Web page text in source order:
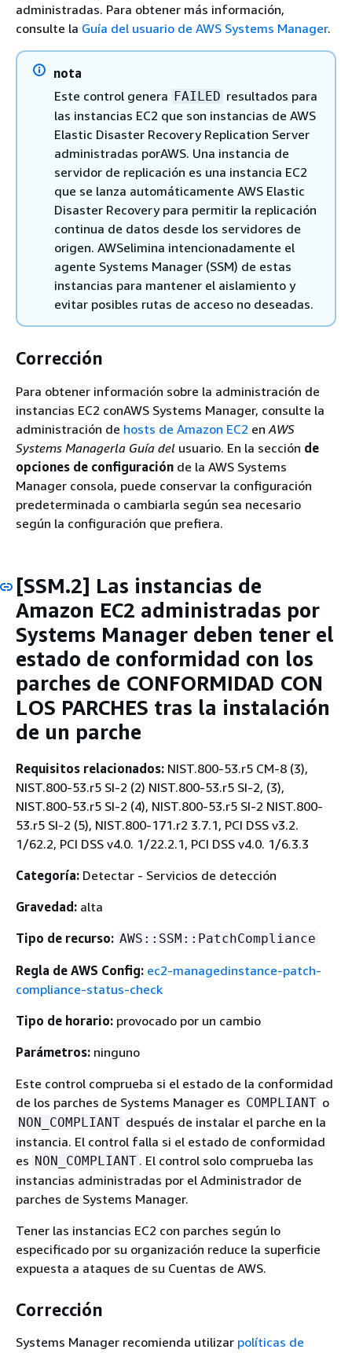
administradas. Para obtener más información,
consulte la Guía del usuario de AWS Systems Manager.
nota
Este control genera FAILED resultados para
las instancias EC2 que son instancias de AWS
Elastic Disaster Recovery Replication Server
administradas porAWS. Una instancia de
servidor de replicación es una instancia EC2
que se lanza automáticamente AWS Elastic
Disaster Recovery para permitir la replicación
continua de datos desde los servidores de
origen. AWSelimina intencionadamente el
agente Systems Manager (SSM) de estas
instancias para mantener el aislamiento y
evitar posibles rutas de acceso no deseadas.
Corrección
Para obtener información sobre la administración de
instancias EC2 conAWS Systems Manager, consulte la
administración de hosts de Amazon EC2 en AWS
Systems Managerla Guía del usuario. En la sección de
opciones de configuración de la AWS Systems
Manager consola, puede conservar la configuración
predeterminada o cambiarla según sea necesario
según la configuración que prefiera.
[SSM.2] Las instancias de
Amazon EC2 administradas por
Systems Manager deben tener el
estado de conformidad con los
parches de CONFORMIDAD CON
LOS PARCHES tras la instalación
de un parche
Requisitos relacionados: NIST.800-53.r5 CM-8 (3),
NIST.800-53.r5 SI-2 (2) NIST.800-53.r5 SI-2, (3),
NIST.800-53.r5 SI-2 (4), NIST.800-53.r5 SI-2 NIST.800-
53.r5 SI-2 (5), NIST.800-171.r2 3.7.1, PCI DSS v3.2.
1/62.2, PCI DSS v4.0. 1/22.2.1, PCI DSS v4.0. 1/6.3.3
Categoría: Detectar - Servicios de detección
Gravedad: alta
Tipo de recurso: AWS::SSM::PatchCompliance
Regla de AWS Config: ec2-managedinstance-patch-
compliance-status-check
Tipo de horario: provocado por un cambio
Parámetros: ninguno
Este control comprueba si el estado de la conformidad
de los parches de Systems Manager es COMPLIANT o
NON_COMPLIANT después de instalar el parche en la
instancia. El control falla si el estado de conformidad
es NON_COMPLIANT . El control solo comprueba las
instancias administradas por el Administrador de
parches de Systems Manager.
Tener las instancias EC2 con parches según lo
especificado por su organización reduce la superficie
expuesta a ataques de su Cuentas de AWS.
Corrección
Systems Manager recomienda utilizar políticas de